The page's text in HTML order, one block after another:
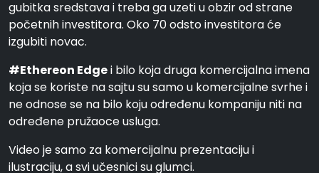
gubitka sredstava i treba ga uzeti u obzir od strane
početnih investitora. Oko 70 odsto investitora će
izgubiti novac.
#Ethereon Edgei bilo koja druga komercijalna imena
koja se koriste na sajtu su samo u komercijalne svrhe i
ne odnose se na bilo koju određenu kompaniju niti na
određene pružaoce usluga.
Video je samo za komercijalnu prezentaciju i
ilustraciju, a svi učesnici su glumci.